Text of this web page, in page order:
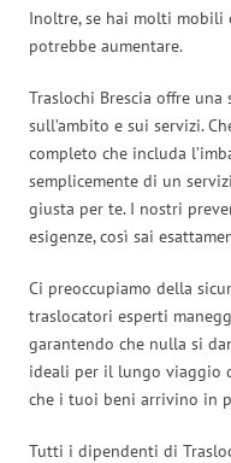
Inoltre, se hai molti
potrebbe aumentare.
Traslochi Brescia offre
sull’ambito e sui servizi.
completo che includa
semplicemente di un
giusta per te. I nostri
esigenze, così sai
Ci preoccupiamo della
traslocatori esperti
garantendo che nulla si
ideali per il lungo viaggio
che i tuoi beni arrivino in
Tutti i dipendenti di